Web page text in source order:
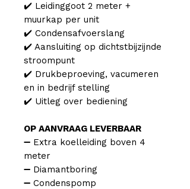
✔️ Leidinggoot 2 meter +
muurkap per unit
✔️ Condensafvoerslang
✔️ Aansluiting op dichtstbijzijnde
stroompunt
✔️ Drukbeproeving, vacumeren
en in bedrijf stelling
✔️ Uitleg over bediening
OP AANVRAAG LEVERBAAR
➖ Extra koelleiding boven 4
meter
➖ Diamantboring
➖ Condenspomp